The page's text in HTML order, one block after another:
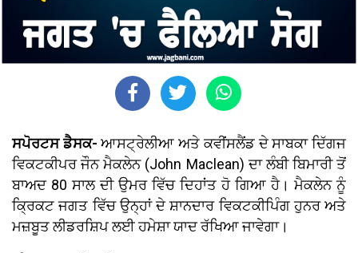
ਸਪੋਰਟਸ ਡੈਸਕ-ਆਸਟ੍ਰੇਲੀਆ ਅਤੇ ਕਵੀਂਸਲੈਂਡ ਦੇ ਸਾਬਕਾ ਦਿੱਗਜ
ਵਿਕਟਕੀਪਰ ਜੌਨ ਮੈਕਲੇਨ (John Maclean) ਦਾ ਲੰਬੀ ਬਿਮਾਰੀ ਤੋਂ
ਬਾਅਦ 80 ਸਾਲ ਦੀ ਉਮਰ ਵਿੱਚ ਦਿਹਾਂਤ ਹੋ ਗਿਆ ਹੈ। ਮੈਕਲੇਨ ਨੂੰ
ਕ੍ਰਿਕਟ ਜਗਤ ਵਿੱਚ ਉਨ੍ਹਾਂ ਦੇ ਸ਼ਾਨਦਾਰ ਵਿਕਟਕੀਪਿੰਗ ਹੁਨਰ ਅਤੇ
ਮਜ਼ਬੂਤ ਲੀਡਰਸ਼ਿਪ ਲਈ ਹਮੇਸ਼ਾ ਯਾਦ ਰੱਖਿਆ ਜਾਵੇਗਾ।